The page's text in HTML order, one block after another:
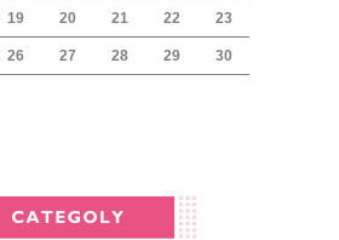
19 20 21 22 23
26 27 28 29 30